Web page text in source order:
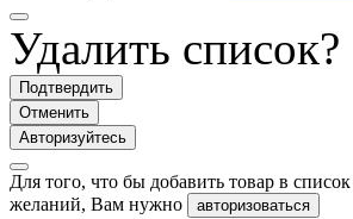
Удалить список?
Подтвердить
Отменить
Авторизуйтесь
Для того, что бы добавить товар в список
желаний, Вам нужно
авторизоваться